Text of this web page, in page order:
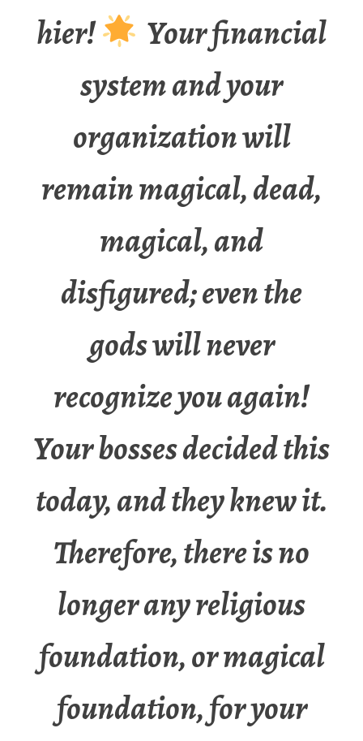
hier!
Your financial
system and your
organization will
remain magical, dead,
magical, and
disfigured; even the
gods will never
recognize you again!
Your bosses decided this
today, and they knew it.
Therefore, there is no
longer any religious
foundation, or magical
foundation, for your